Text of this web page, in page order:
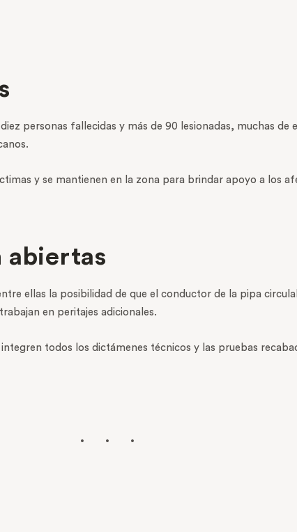
personas fallecidas y más de 90 lesionadas, muchas
y se mantienen en la zona para brindar apoyo a los
abiertas
ellas la posibilidad de que el conductor de la pipa
en peritajes adicionales.
todos los dictámenes técnicos y las pruebas